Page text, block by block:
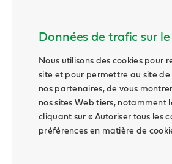
Données de trafic sur
Nous utilisons des cookies pour
site et pour permettre au site de
nos partenaires, de vous
nos sites Web tiers, notamment
cliquant sur « Autoriser tous les
préférences en matière de